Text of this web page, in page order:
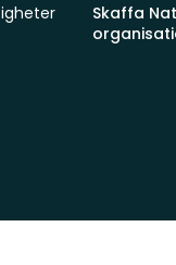
Skaffa